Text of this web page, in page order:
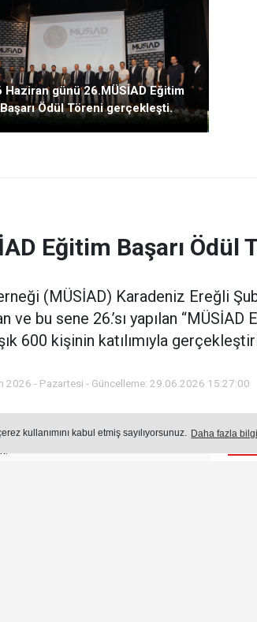
kullanımını kabul etmiş sayılıyorsunuz. Daha fazla bilgi
Haziran günü 26.MÜSİAD Eğitim
Başarı Ödül Töreni gerçekleşti.
Eğitim Başarı Ödül
(MÜSİAD) Karadeniz Ereğli
bu sene 26.’sı yapılan “MÜSİAD
600 kişinin katılımıyla
2026 - Pazartesi - Güncelleme: 29.06.2026 15:27:00